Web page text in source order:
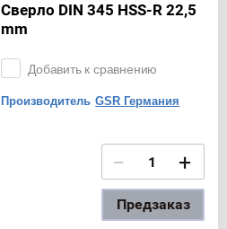
Сверло DIN 345 HSS-R 22,5
mm
Добавить к сравнению
Производитель GSR Германия
− +
Предзаказ